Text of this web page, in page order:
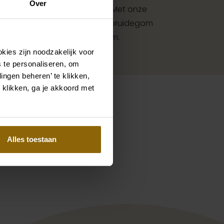
Over
zijn noodzakelijk voor
personaliseren, om
beheren’ te klikken,
klikken, ga je akkoord met
Alles toestaan
bijpassende accessoires. Met onze
accessoires voor bruid en bruidegom
jouw jurk of trouwkostuum.
PP126BE1
Pinterest
Cosmobella 7997